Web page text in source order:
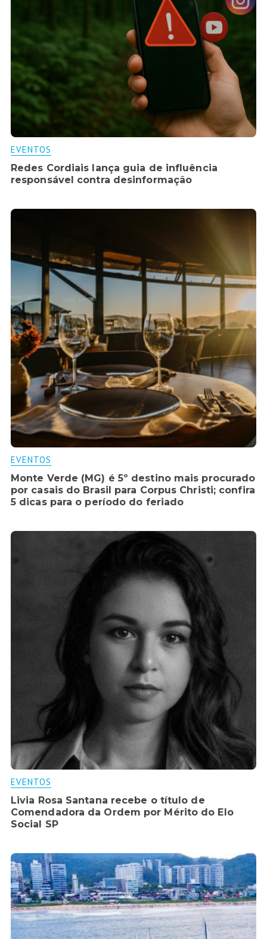
EVENTOS
Redes Cordiais lança guia de influência
responsável contra desinformação
EVENTOS
Monte Verde (MG) é 5º destino mais procurado
por casais do Brasil para Corpus Christi; confira
5 dicas para o período do feriado
EVENTOS
Livia Rosa Santana recebe o título de
Comendadora da Ordem por Mérito do Elo
Social SP